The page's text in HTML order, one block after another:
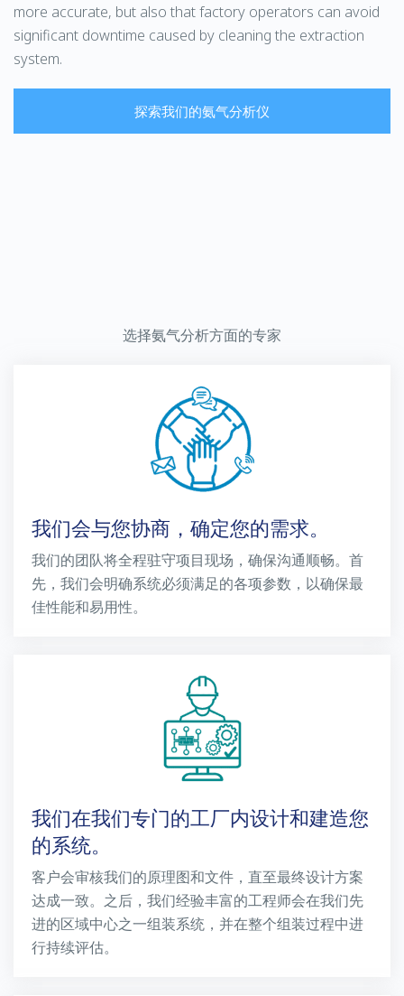
more accurate, but also that factory operators can avoid
significant downtime caused by cleaning the extraction
system.
探索我们的氨气分析仪
选择氨气分析方面的专家
我们会与您协商，确定您的需求。
我们的团队将全程驻守项目现场，确保沟通顺畅。首
先，我们会明确系统必须满足的各项参数，以确保最
佳性能和易用性。
我们在我们专门的工厂内设计和建造您
的系统。
客户会审核我们的原理图和文件，直至最终设计方案
达成一致。之后，我们经验丰富的工程师会在我们先
进的区域中心之一组装系统，并在整个组装过程中进
行持续评估。